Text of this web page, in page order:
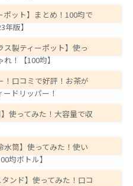
ット】まとめ！100均で
版】
製ティーポット】使っ
！【100均】
！口コミで好評！お茶が
ドリッパー！
使ってみた！大容量で収
水筒】使ってみた！使い
均ボトル】
ンド】使ってみた！口コ